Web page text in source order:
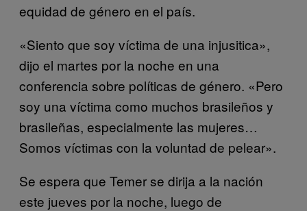
equidad de género en el país.
«Siento que soy víctima de una injusitica»,
dijo el martes por la noche en una
conferencia sobre políticas de género. «Pero
soy una víctima como muchos brasileños y
brasileñas, especialmente las mujeres…
Somos víctimas con la voluntad de pelear».
Se espera que Temer se dirija a la nación
este jueves por la noche, luego de